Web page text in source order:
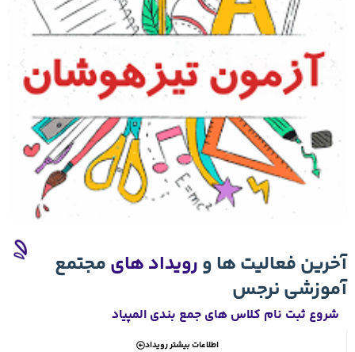
هایمجتمع
بندی المپیاد